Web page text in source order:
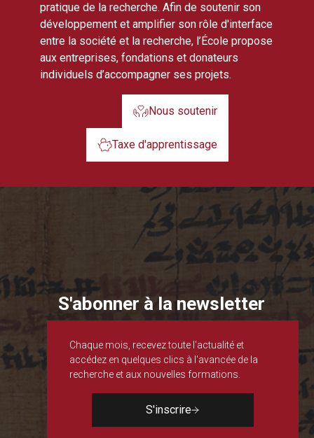
pratique de la recherche. Afin de soutenir son
développement et amplifier son rôle d'interface
entre la société et la recherche, l’École propose
aux entreprises, fondations et donateurs
individuels d’accompagner ses projets.
Nous soutenir
Taxe d'apprentissage
S'abonner à la newsletter
Chaque mois, recevez toute l'actualité et
accédez en quelques clics à l'avancée de la
recherche et aux nouvelles formations.
S'inscrire